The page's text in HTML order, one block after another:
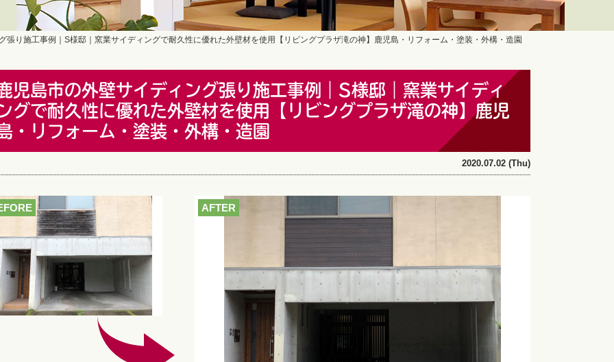
張り施工事例｜S様邸｜窯業サイディングで耐久性に優れた外壁材を使用【リビングプラザ滝の神】鹿児島・リフォーム・塗装・外構・造園
児島市の外壁サイディング張り施工事例｜S様邸｜窯業サイディ
グで耐久性に優れた外壁材を使用【リビングプラザ滝の神】鹿児
・リフォーム・塗装・外構・造園
2020.07.02 (Thu)
AFTER